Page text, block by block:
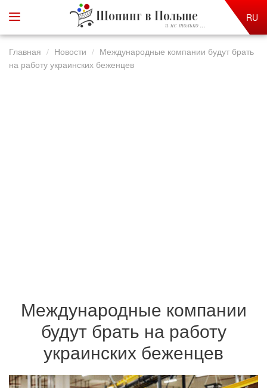
Шопинг в Польше
и не только ...
RU
Главная Новости
Международные компании будут брать
на работу украинских беженцев
Международные компании
будут брать на работу
украинских беженцев